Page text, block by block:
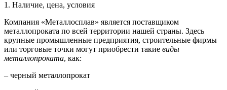
1. Наличие, цена, условия
Компания «Металлосплав» является поставщиком
металлопроката по всей территории нашей страны. Здесь
крупные промышленные предприятия, строительные фирмы
или торговые точки могут приобрести такие виды
металлопроката, как:
– черный металлопрокат